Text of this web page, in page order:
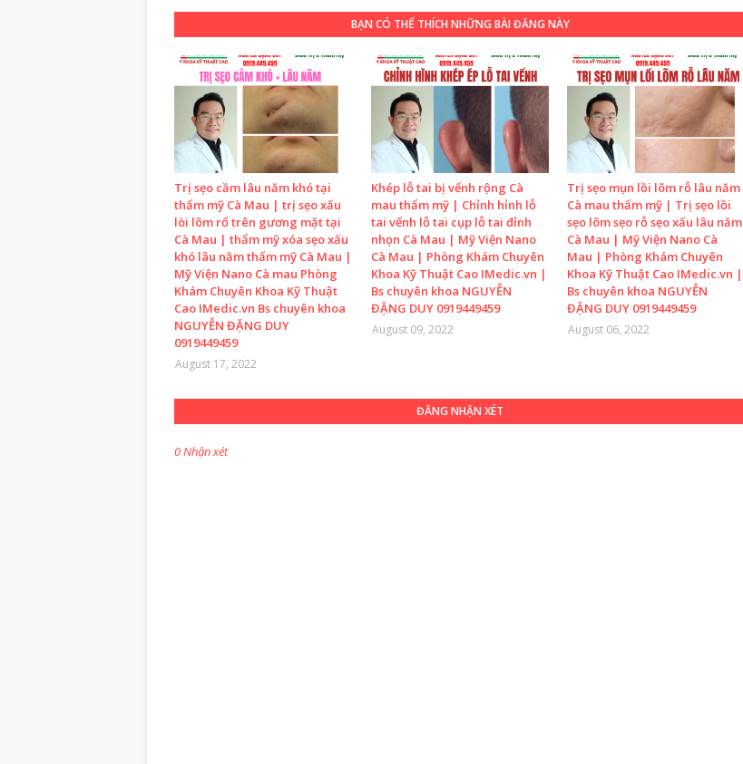
BẠN CÓ THỂ THÍCH NHỮNG BÀI ĐĂNG NÀY
Trị sẹo cầm lâu năm khó tại
thẩm mỹ Cà Mau | trị sẹo xấu
lòi lõm rổ trên gương mặt tại
Cà Mau | thẩm mỹ xóa sẹo xấu
khó lâu năm thẩm mỹ Cà Mau |
Mỹ Viện Nano Cà mau Phòng
Khám Chuyên Khoa Kỹ Thuật
Cao IMedic.vn Bs chuyên khoa
NGUYỄN ĐẶNG DUY
0919449459
August 17, 2022
Khép lỗ tai bị vểnh rộng Cà
mau thẩm mỹ | Chỉnh hỉnh lỗ
tai vểnh lỗ tai cụp lỗ tai đỉnh
nhọn Cà Mau | Mỹ Viện Nano
Cà Mau | Phòng Khám Chuyên
Khoa Kỹ Thuật Cao IMedic.vn |
Bs chuyên khoa NGUYỄN
ĐẶNG DUY 0919449459
August 09, 2022
Trị sẹo mụn lồi lõm rỗ lâu năm
Cà mau thẩm mỹ | Trị sẹo lồi
sẹo lõm sẹo rỗ sẹo xấu lâu năm
Cà Mau | Mỹ Viện Nano Cà
Mau | Phòng Khám Chuyên
Khoa Kỹ Thuật Cao IMedic.vn |
Bs chuyên khoa NGUYỄN
ĐẶNG DUY 0919449459
August 06, 2022
ĐĂNG NHẬN XÉT
0 Nhận xét